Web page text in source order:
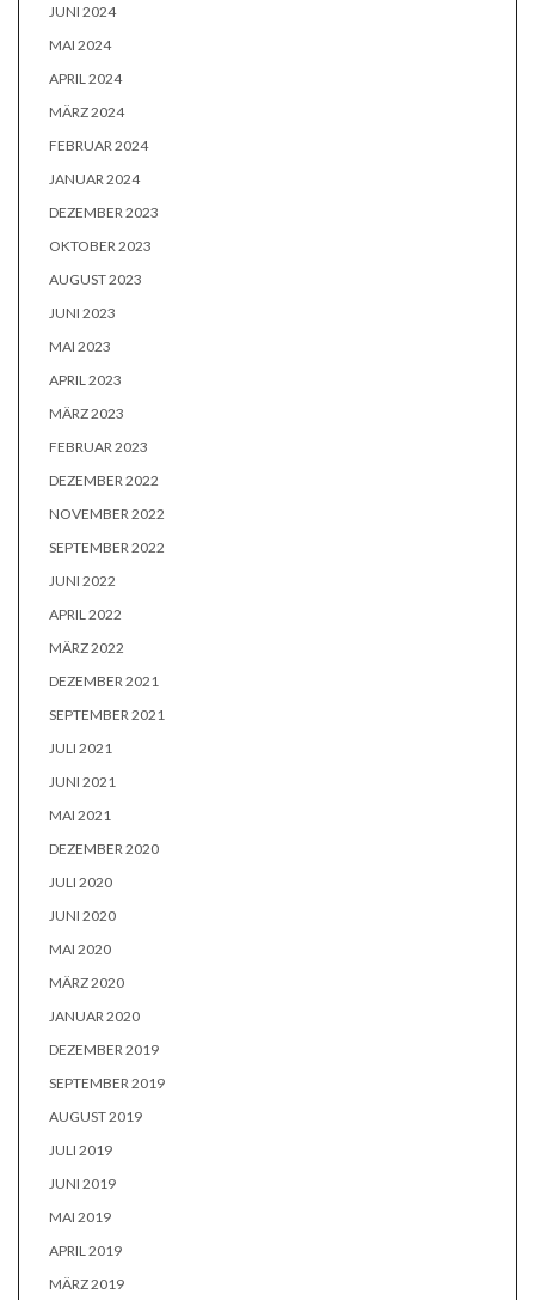
JUNI 2024
MAI 2024
APRIL 2024
MÄRZ 2024
FEBRUAR 2024
JANUAR 2024
DEZEMBER 2023
OKTOBER 2023
AUGUST 2023
JUNI 2023
MAI 2023
APRIL 2023
MÄRZ 2023
FEBRUAR 2023
DEZEMBER 2022
NOVEMBER 2022
SEPTEMBER 2022
JUNI 2022
APRIL 2022
MÄRZ 2022
DEZEMBER 2021
SEPTEMBER 2021
JULI 2021
JUNI 2021
MAI 2021
DEZEMBER 2020
JULI 2020
JUNI 2020
MAI 2020
MÄRZ 2020
JANUAR 2020
DEZEMBER 2019
SEPTEMBER 2019
AUGUST 2019
JULI 2019
JUNI 2019
MAI 2019
APRIL 2019
MÄRZ 2019